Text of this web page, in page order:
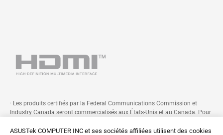
ASUSTek COMPUTER INC et ses sociétés affiliées utilisent des cookies
· Les produits certifiés par la Federal Communications Commission et
Industry Canada seront commercialisés aux États-Unis et au Canada. Pour
ASUS USA et ASUS Canada.